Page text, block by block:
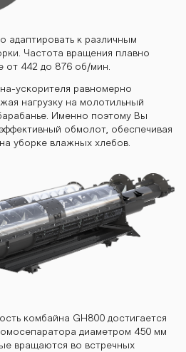
адаптировать к различным
Частота вращения плавно
от 442 до 876 об/мин.
ускорителя равномерно
нагрузку на молотильный
Именно поэтому Вы
обмолот, обеспечивая
уборке влажных хлебов.
комбайна GH800 достигается
диаметром 450 мм
вращаются во встречных